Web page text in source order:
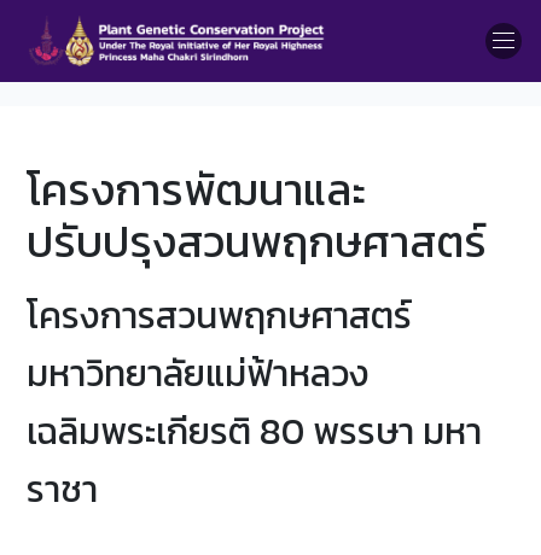
โครงการพัฒนาและ
ปรับปรุงสวนพฤกษศาสตร์
โครงการสวนพฤกษศาสตร์
มหาวิทยาลัยแม่ฟ้าหลวง
เฉลิมพระเกียรติ 80 พรรษา มหา
ราชา